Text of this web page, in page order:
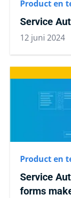
Product en
Service
12 juni 2024
Product en
Service
forms